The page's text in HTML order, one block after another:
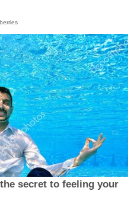
secret to feeling your